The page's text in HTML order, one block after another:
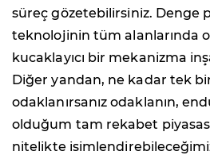
süreç gözetebilirsiniz. Denge
teknolojinin tüm alanlarında
kucaklayıcı bir mekanizma
Diğer yandan, ne kadar tek
odaklanırsanız odaklanın,
olduğum tam rekabet
nitelikte